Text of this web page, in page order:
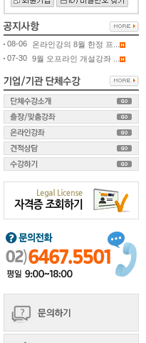
08-06
온라인강의 8월 한정 프...
07-30 9월 오프라인 개설강좌 ...